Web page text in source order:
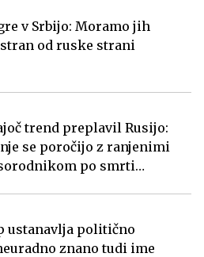
v Srbijo: Moramo jih
od ruske strani
trend preplavil Rusijo:
se poročijo z ranjenimi
po smrti
ustanavlja politično
znano tudi ime